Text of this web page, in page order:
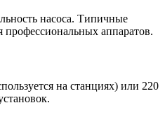
насоса. Типичные
аппаратов.
на станциях) или 220